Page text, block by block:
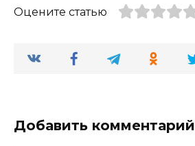
Оцените статью
Добавить комментарий